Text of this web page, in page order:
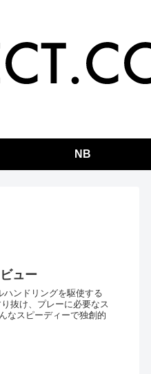
NB
5 EP 着用レビュー
ンドリングを駆使する
抜け、プレーに必要なス
なスピーディーで独創的